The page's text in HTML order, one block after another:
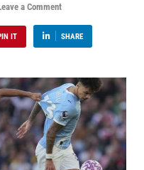
a Comment
IT SHARE